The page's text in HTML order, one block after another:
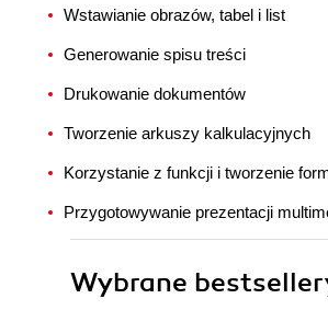
Wstawianie obrazów, tabel i list
Generowanie spisu treści
Drukowanie dokumentów
Tworzenie arkuszy kalkulacyjnych
Korzystanie z funkcji i tworzenie
Przygotowywanie prezentacji
Wybrane